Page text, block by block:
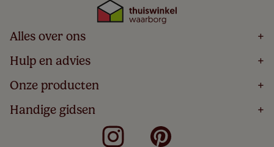
Alles over ons +
Home
Over
Bestellen
Winacties
Veelgestelde Vragen
Hulp en advies +
Volg Je Bestelling
Levering
5 Jaar Garantie
Algemene Voorwaarden
Onze producten +
Houten Jaloezieën
Rolgordijnen
Handige gidsen +
Meten Voor Raamdecoratie
Badkamer Raamdecoratie